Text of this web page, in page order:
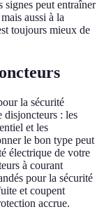
signes peut entraîner
aussi à la
toujours mieux de
la sécurité
disjoncteurs : les
et les
le bon type peut
électrique de votre
à courant
pour la sécurité
et coupent
accrue.